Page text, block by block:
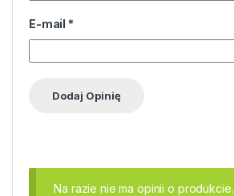
E-mail *
Na razie nie ma opinii o produkcie.